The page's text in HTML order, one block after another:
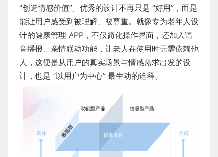
“创造情感价值”。优秀的设计不再只是 “好用”，而是
能让用户感受到被理解、被尊重。就像专为老年人设
计的健康管理 APP，不仅简化操作界面，还加入语
音播报、亲情联动功能，让老人在使用时无需依赖他
人，这便是从用户的真实场景与情感需求出发的设
计，也是 “以用户为中心” 最生动的诠释。